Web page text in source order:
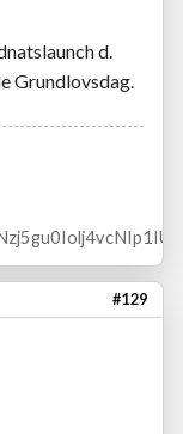
d.
Grundlovsdag.
#129